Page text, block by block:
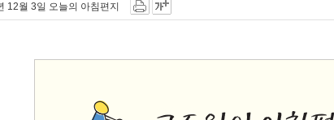
12월 3일 오늘의 아침편지